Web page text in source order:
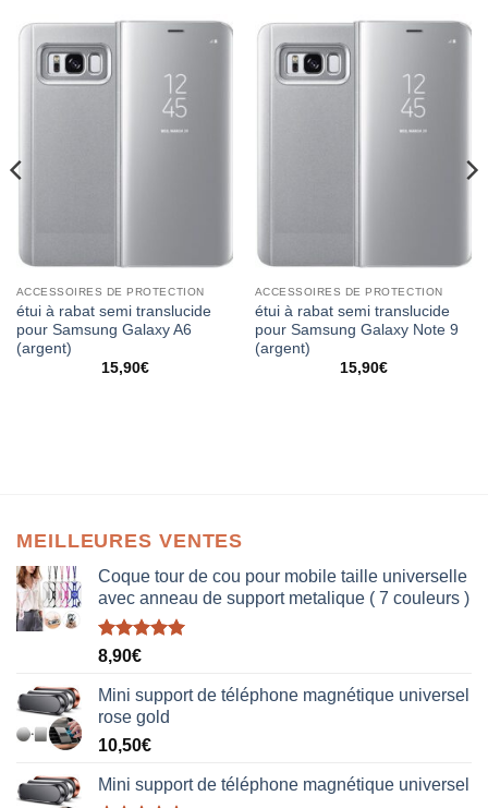
ACCESSOIRES DE PROTECTION
étui à rabat semi translucide
pour Samsung Galaxy A6
(argent)
15,90€
ACCESSOIRES DE PROTECTION
étui à rabat semi translucide
pour Samsung Galaxy Note 9
(argent)
15,90€
MEILLEURES VENTES
Coque tour de cou pour mobile taille universelle
avec anneau de support metalique ( 7 couleurs )
Note5.00
8,90€
Mini support de téléphone magnétique universel
rose gold
10,50€
Mini support de téléphone magnétique universel